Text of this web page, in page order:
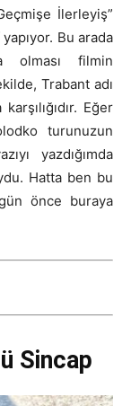
İlerleyiş”
Bu arada
olması filmin
Trabant adı
Eğer
turunuzun
yazdığımda
Hatta ben bu
önce buraya
Sincap